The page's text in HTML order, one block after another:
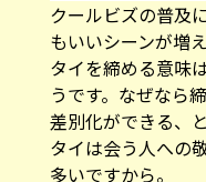
クールビズの普及
もいいシーンが増
タイを締める意味
うです。なぜなら
差別化ができる、
タイは会う人への
多いですから。